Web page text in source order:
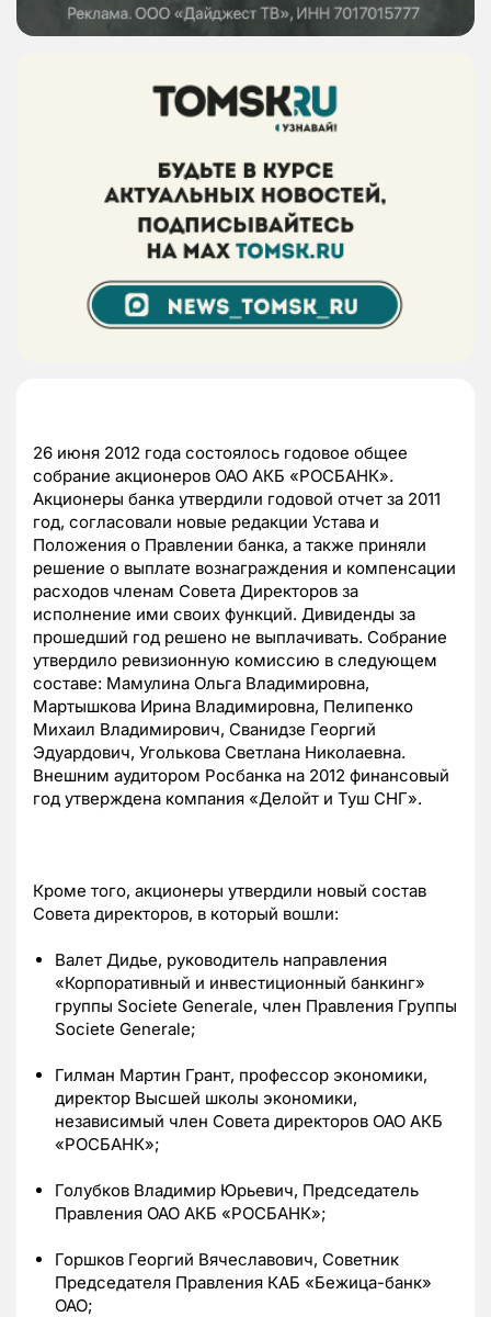
26 июня 2012 года состоялось годовое общее
собрание акционеров ОАО АКБ «РОСБАНК».
Акционеры банка утвердили годовой отчет за 2011
год, согласовали новые редакции Устава и
Положения о Правлении банка, а также приняли
решение о выплате вознаграждения и компенсации
расходов членам Совета Директоров за
исполнение ими своих функций. Дивиденды за
прошедший год решено не выплачивать. Собрание
утвердило ревизионную комиссию в следующем
составе: Мамулина Ольга Владимировна,
Мартышкова Ирина Владимировна, Пелипенко
Михаил Владимирович, Сванидзе Георгий
Эдуардович, Уголькова Светлана Николаевна.
Внешним аудитором Росбанка на 2012 финансовый
год утверждена компания «Делойт и Туш СНГ».
Кроме того, акционеры утвердили новый состав
Совета директоров, в который вошли:
Валет Дидье, руководитель направления
«Корпоративный и инвестиционный банкинг»
группы Societe Generale, член Правления Группы
Societe Generale;
Гилман Мартин Грант, профессор экономики,
директор Высшей школы экономики,
независимый член Совета директоров ОАО АКБ
«РОСБАНК»;
Голубков Владимир Юрьевич, Председатель
Правления ОАО АКБ «РОСБАНК»;
Горшков Георгий Вячеславович, Советник
Председателя Правления КАБ «Бежица-банк»
ОАО;